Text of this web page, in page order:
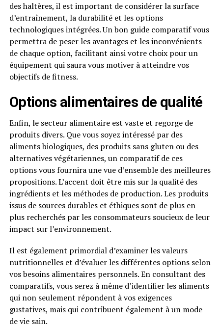
des haltères, il est important de considérer la surface
d’entraînement, la durabilité et les options
technologiques intégrées. Un bon guide comparatif vous
permettra de peser les avantages et les inconvénients
de chaque option, facilitant ainsi votre choix pour un
équipement qui saura vous motiver à atteindre vos
objectifs de fitness.
Options alimentaires de qualité
Enfin, le secteur alimentaire est vaste et regorge de
produits divers. Que vous soyez intéressé par des
aliments biologiques, des produits sans gluten ou des
alternatives végétariennes, un comparatif de ces
options vous fournira une vue d’ensemble des meilleures
propositions. L’accent doit être mis sur la qualité des
ingrédients et les méthodes de production. Les produits
issus de sources durables et éthiques sont de plus en
plus recherchés par les consommateurs soucieux de leur
impact sur l’environnement.
Il est également primordial d’examiner les valeurs
nutritionnelles et d’évaluer les différentes options selon
vos besoins alimentaires personnels. En consultant des
comparatifs, vous serez à même d’identifier les aliments
qui non seulement répondent à vos exigences
gustatives, mais qui contribuent également à un mode
de vie sain.